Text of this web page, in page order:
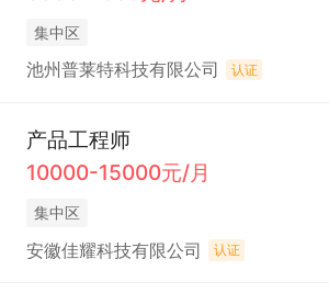
集中区
池州普莱特科技有限公司 认证
产品工程师
10000-15000元/月
集中区
安徽佳耀科技有限公司 认证